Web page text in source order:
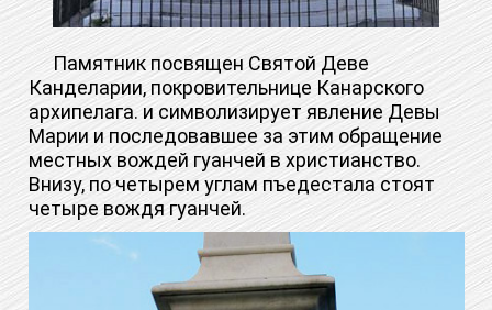
Памятник посвящен Святой Деве
Канделарии, покровительнице Канарского
архипелага. и символизирует явление Девы
Марии и последовавшее за этим обращение
местных вождей гуанчей в христианство.
Внизу, по четырем углам пъедестала стоят
четыре вождя гуанчей.